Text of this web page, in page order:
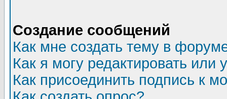
Создание сообщений
Как мне создать тему в
Как я могу редактировать или
Как присоединить подпись к